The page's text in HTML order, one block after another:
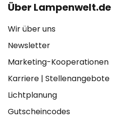
Über Lampenwelt.de
Wir über uns
Newsletter
Marketing-Kooperationen
Karriere | Stellenangebote
Lichtplanung
Gutscheincodes